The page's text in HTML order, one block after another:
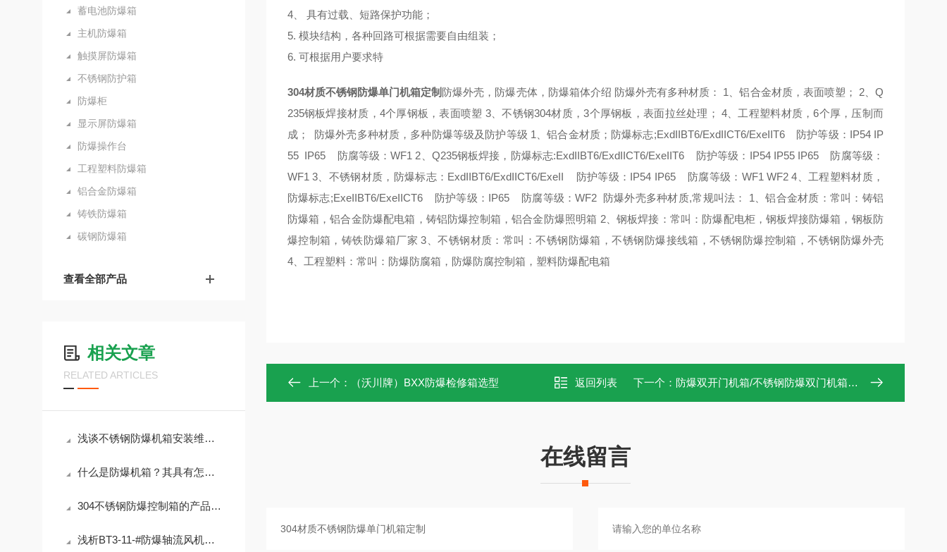
蓄电池防爆箱
主机防爆箱
触摸屏防爆箱
不锈钢防护箱
防爆柜
显示屏防爆箱
防爆操作台
工程塑料防爆箱
铝合金防爆箱
铸铁防爆箱
碳钢防爆箱
查看全部产品
相关文章
RELATED ARTICLES
浅谈不锈钢防爆机箱安装维护注意事项
什么是防爆机箱？其具有怎样的使用功能？
304不锈钢防爆控制箱的产品特点及应用范围
浅析BT3-11-#防爆轴流风机使用注意事项
4、 具有过载、短路保护功能；
5. 模块结构，各种回路可根据需要自由组装；
6. 可根据用户要求特
304材质不锈钢防爆单门机箱定制 防爆外壳，防爆壳体，防爆箱体介绍 防爆外壳有多种材质： 1、铝合金材质，表面喷塑； 2、Q
235钢板焊接材质，4个厚钢板，表面喷塑 3、不锈钢304材质，3个厚钢板，表面拉丝处理； 4、工程塑料材质，6个厚，压制而
成； 防爆外壳多种材质，多种防爆等级及防护等级 1、铝合金材质；防爆标志;ExdIIBT6/ExdIICT6/ExeIIT6 防护等级：IP54 IP
55 IP65 防腐等级：WF1 2、Q235钢板焊接，防爆标志:ExdIIBT6/ExdIICT6/ExeIIT6 防护等级：IP54 IP55 IP65 防腐等级：
WF1 3、不锈钢材质，防爆标志：ExdIIBT6/ExdIICT6/ExeII 防护等级：IP54 IP65 防腐等级：WF1 WF2 4、工程塑料材质，
防爆标志;ExeIIBT6/ExeIICT6 防护等级：IP65 防腐等级：WF2 防爆外壳多种材质,常规叫法： 1、铝合金材质：常叫：铸铝
防爆箱，铝合金防爆配电箱，铸铝防爆控制箱，铝合金防爆照明箱 2、钢板焊接：常叫：防爆配电柜，钢板焊接防爆箱，钢板防
爆控制箱，铸铁防爆箱厂家 3、不锈钢材质：常叫：不锈钢防爆箱，不锈钢防爆接线箱，不锈钢防爆控制箱，不锈钢防爆外壳
4、工程塑料：常叫：防爆防腐箱，防爆防腐控制箱，塑料防爆配电箱
上一个： （沃川牌）BXX防爆检修箱选型 返回列表 下一个： 防爆双开门机箱/不锈钢防爆双门机箱厂家
在线留言